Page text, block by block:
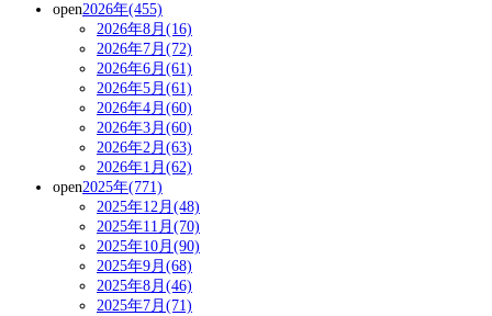
open2026年(455)
2026年8月(16)
2026年7月(72)
2026年6月(61)
2026年5月(61)
2026年4月(60)
2026年3月(60)
2026年2月(63)
2026年1月(62)
open2025年(771)
2025年12月(48)
2025年11月(70)
2025年10月(90)
2025年9月(68)
2025年8月(46)
2025年7月(71)